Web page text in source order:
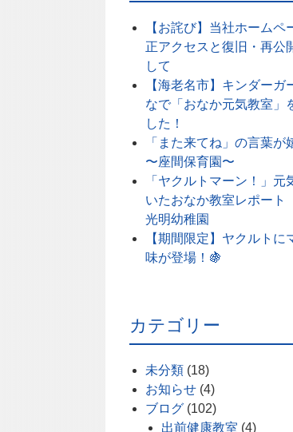
【お詫び】当社ホームペ
正アクセスと復旧・再公
して
【海老名市】キンダーガ
なで「おなか元気教室」
した！
「また来てね」の言葉が
〜座間保育園〜
「ヤクルトマーン！」元
いたおなか教室レポー
光明幼稚園
【期間限定】ヤクルトに
味が登場！🍇
カテゴリー
未分類 (18)
お知らせ (4)
ブログ (102)
出前健康教室 (4)